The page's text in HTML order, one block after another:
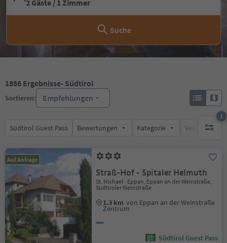
2 Gäste / 1 Zimmer
Suche
1886 Ergebnisse- Südtirol
Sortieren: Empfehlungen
Südtirol Guest Pass Bewertungen Kategorie
1
1
Auf Anfrage
Straß-Hof - Spitaler Helmuth
St. Michael - Eppan, Eppan an der Weinstraße,
Südtiroler Weinstraße
1.3 km von Eppan an der Weinstraße
Zentrum
Südtirol Guest Pass